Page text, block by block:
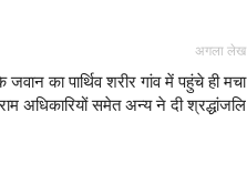
अगला लेख
जवान का पार्थिव शरीर गांव में पहुंचे ही मचा
अधिकारियों समेत अन्य ने दी श्रद्धांजलि